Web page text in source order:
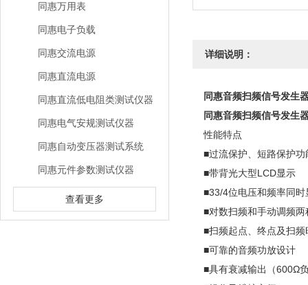
同惠万用表
同惠电子负载
同惠交流电源
同惠直流电源
同惠直流低电阻类测试仪器
同惠电气安规测试仪器
同惠自动变压器测试系统
同惠元件参数测试仪器
查看更多
详细说明：
同惠音频扫频信号发生
同惠音频扫频信号发生
性能特点
■过流保护、短路保护功
■带背光大型LCD显示
■33/4位电压和频率同时
■对数扫频和手动调频两
■扫频起点、终点及扫频
■可靠的音频功放设计
■具有衰减输出（600Ω